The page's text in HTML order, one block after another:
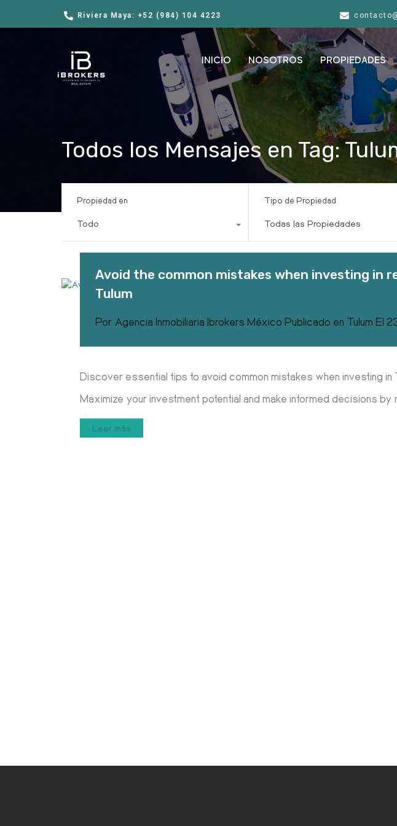
Riviera Maya: +52 (984) 104 4223
INICIO NOSOTROS PROPIEDADES
Todos los Mensajes en Tag:
Propiedad en
Todo
Tipo de Propiedad
Todas las Propiedades
Avoid the common mistakes when investing in
Tulum
Por Agencia Inmobiliaria Ibrokers México Publicado en Tulum El
Discover essential tips to avoid common mistakes when investing in
Maximize your investment potential and make informed decisions by
Leer más